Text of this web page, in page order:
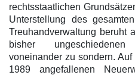
rechtsstaatlichen
Unterstellung des
Treuhandverwaltung beruht
bisher ungeschiedenen
voneinander zu sondern.
1989 angefallenen